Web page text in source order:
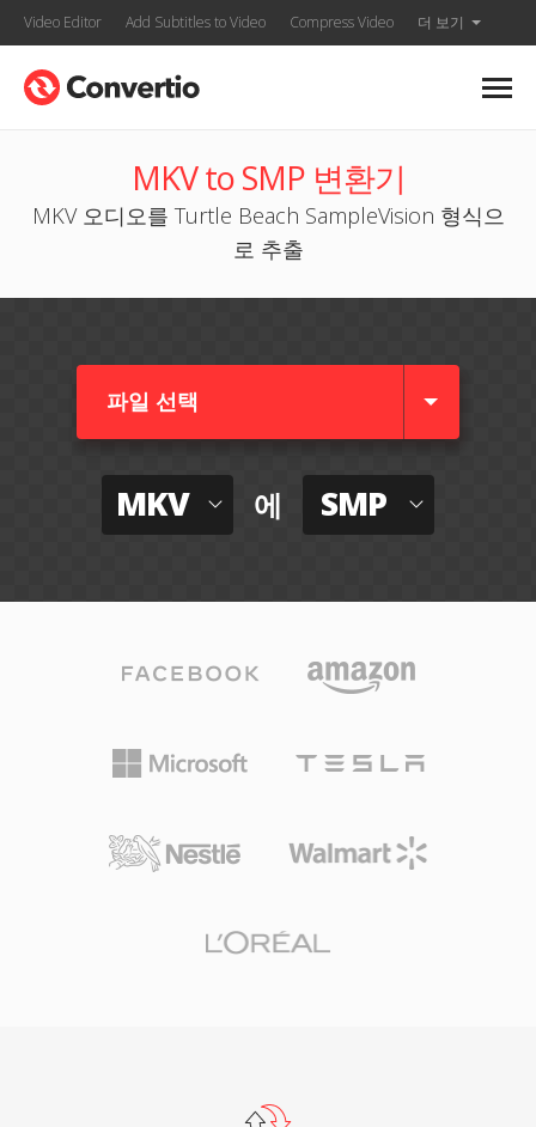
Video Editor Add Subtitles to Video Compress Video 더 보기
MKV to SMP 변환기
MKV 오디오를 Turtle Beach SampleVision 형식으
로 추출
파일 선택
MKV 에 SMP